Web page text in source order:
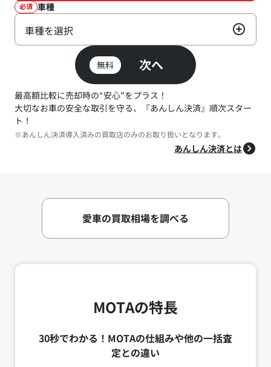
車種
必須
車種を選択
無料 次へ
最高額比較に売却時の“安心”をプラス！
大切なお車の安全な取引を守る、『あんしん決済』順次スター
ト！
※あんしん決済導入済みの買取店のみのお取り扱いとなります。
あんしん決済とは
愛車の買取相場を調べる
MOTAの特長
30秒でわかる！MOTAの仕組みや他の一括査
定との違い